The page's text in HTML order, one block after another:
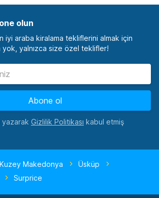
olun
iyi araba kiralama tekliflerini almak için
yok, yalnızca size özel teklifler!
Abone ol
yazarak
kabul etmiş
Kuzey Makedonya
Üsküp
Surprice